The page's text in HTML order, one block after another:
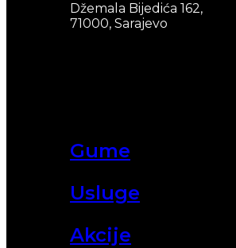
Gume
Usluge
Akcije
Džemala Bijedića 162,
71000, Sarajevo